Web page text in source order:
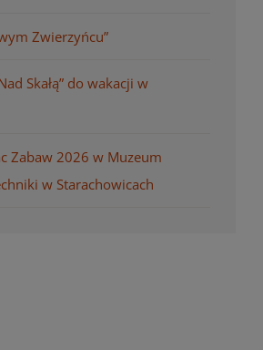
Zwierzyńcu”
Skałą” do wakacji w
Zabaw 2026 w Muzeum
w Starachowicach